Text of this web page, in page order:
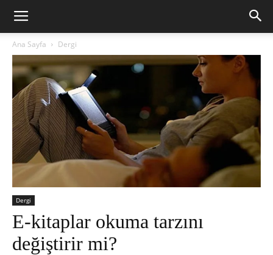
Ana Sayfa Dergi
Dergi
E-kitaplar okuma tarzını
değiştirir mi?